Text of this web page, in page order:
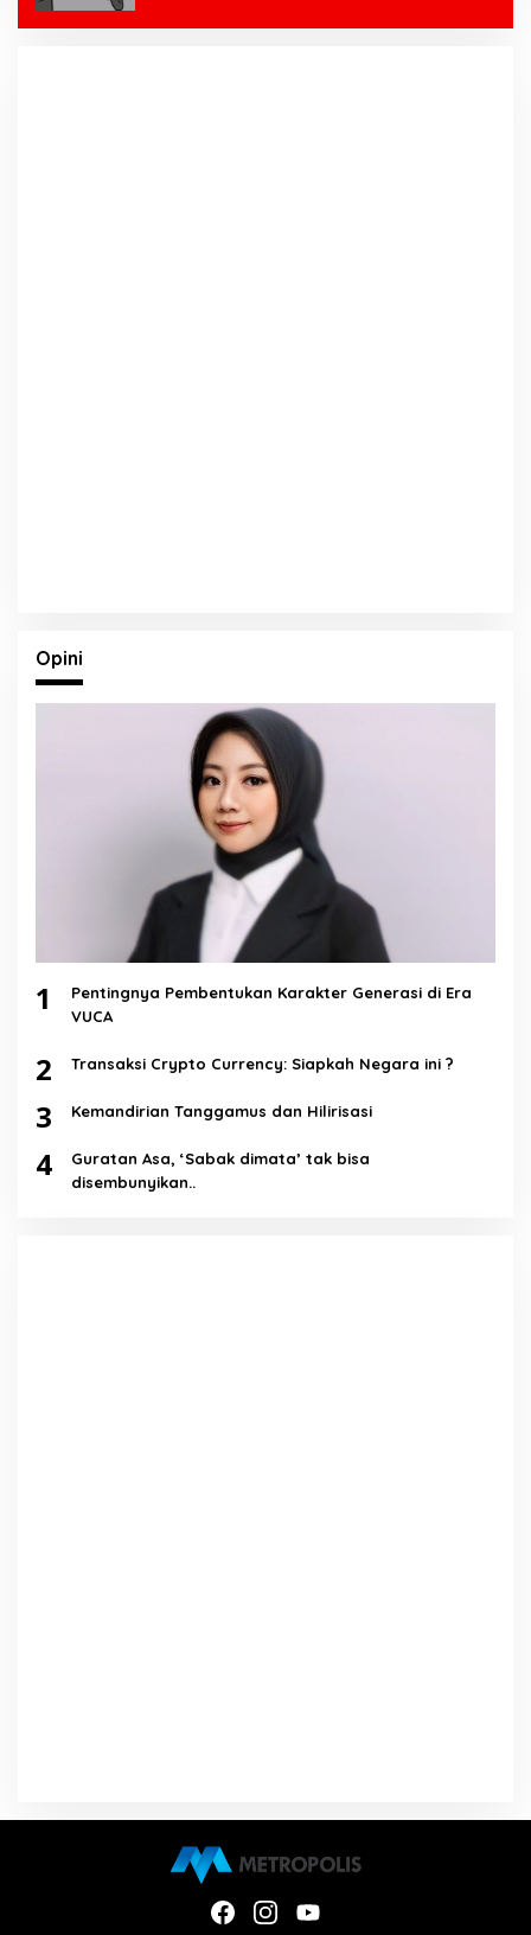
Opini
1
Pentingnya Pembentukan Karakter Generasi di Era
VUCA
2 Transaksi Crypto Currency: Siapkah Negara ini ?
3 Kemandirian Tanggamus dan Hilirisasi
4
Guratan Asa, ‘Sabak dimata’ tak bisa
disembunyikan..